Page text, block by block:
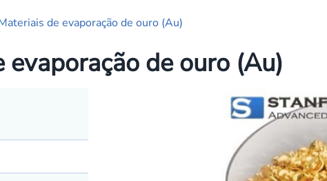
de evaporação de ouro (Au)
de ouro (Au)